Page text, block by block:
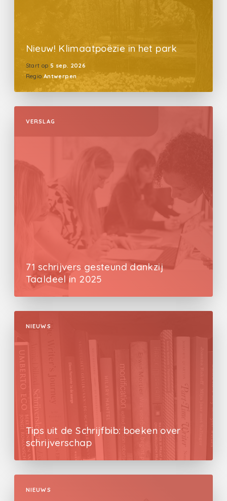
Nieuw! Klimaatpoëzie in het park
Start op 5 sep. 2026
Regio Antwerpen
VERSLAG
71 schrijvers gesteund dankzij
Taaldeel in 2025
NIEUWS
Tips uit de Schrijfbib: boeken over
schrijverschap
NIEUWS